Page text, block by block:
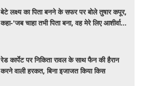
बेटे लक्ष्य का पिता बनने के सफर पर बोले तुषार कपूर,
कहा-'जब चाहा तभी पिता बना, वह मेरे लिए आशीर्वाद
रेड कार्पेट पर निकिता रावल के साथ फैन की हैरान
करने वाली हरकत, बिना इजाजत किया किस